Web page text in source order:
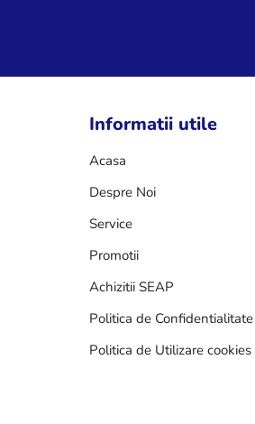
Informatii utile
Acasa
Despre Noi
Service
Promotii
Achizitii SEAP
Politica de Confidentialitate
Politica de Utilizare cookies